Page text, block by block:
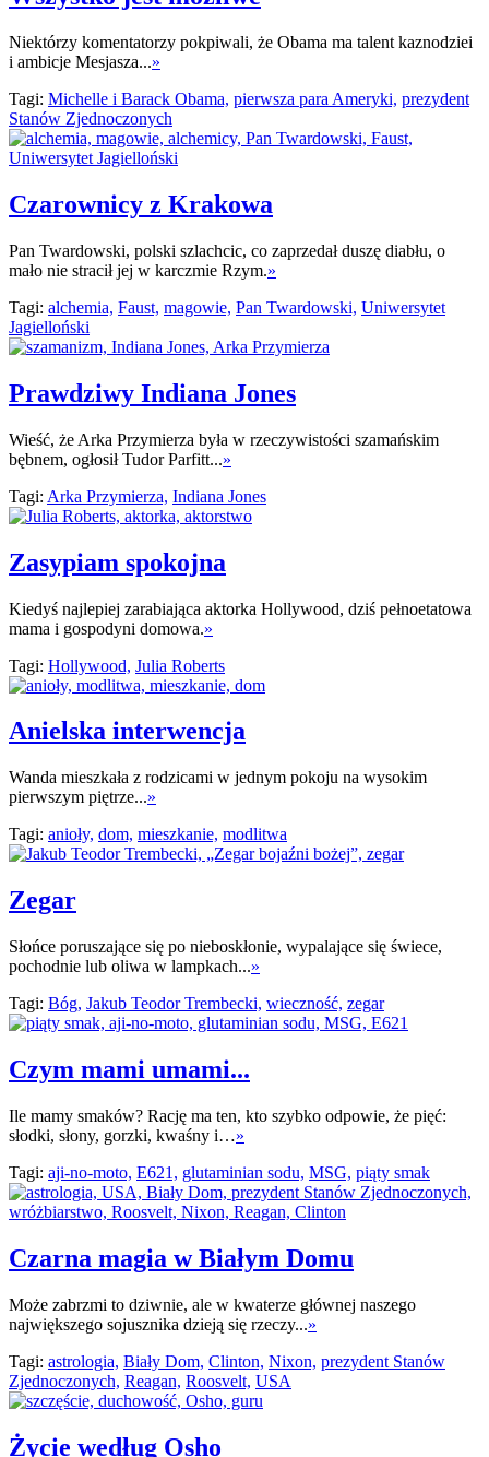
Niektórzy komentatorzy pokpiwali, że Obama ma talent kaznodziei
i ambicje Mesjasza...»
Tagi: Michelle i Barack Obama, pierwsza para Ameryki, prezydent
Stanów Zjednoczonych
Czarownicy z Krakowa
Pan Twardowski, polski szlachcic, co zaprzedał duszę diabłu, o
mało nie stracił jej w karczmie Rzym.»
Tagi: alchemia, Faust, magowie, Pan Twardowski, Uniwersytet
Jagielloński
Prawdziwy Indiana Jones
Wieść, że Arka Przymierza była w rzeczywistości szamańskim
bębnem, ogłosił Tudor Parfitt...»
Tagi: Arka Przymierza, Indiana Jones
Zasypiam spokojna
Kiedyś najlepiej zarabiająca aktorka Hollywood, dziś pełnoetatowa
mama i gospodyni domowa.»
Tagi: Hollywood, Julia Roberts
Anielska interwencja
Wanda mieszkała z rodzicami w jednym pokoju na wysokim
pierwszym piętrze...»
Tagi: anioły, dom, mieszkanie, modlitwa
Zegar
Słońce poruszające się po nieboskłonie, wypalające się świece,
pochodnie lub oliwa w lampkach...»
Tagi: Bóg, Jakub Teodor Trembecki, wieczność, zegar
Czym mami umami...
Ile mamy smaków? Rację ma ten, kto szybko odpowie, że pięć:
słodki, słony, gorzki, kwaśny i…»
Tagi: aji-no-moto, E621, glutaminian sodu, MSG, piąty smak
Czarna magia w Białym Domu
Może zabrzmi to dziwnie, ale w kwaterze głównej naszego
największego sojusznika dzieją się rzeczy...»
Tagi: astrologia, Biały Dom, Clinton, Nixon, prezydent Stanów
Zjednoczonych, Reagan, Roosvelt, USA
Życie według Osho